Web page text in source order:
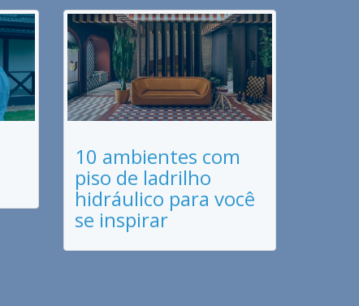
10 ambientes com
piso de ladrilho
hidráulico para você
se inspirar